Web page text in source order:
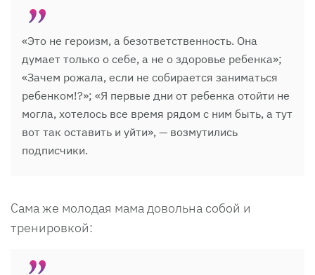
«Это не героизм, а безответственность. Она
думает только о себе, а не о здоровье ребенка»;
«Зачем рожала, если не собирается заниматься
ребенком!?»; «Я первые дни от ребенка отойти не
могла, хотелось все время рядом с ним быть, а тут
вот так оставить и уйти», — возмутились
подписчики.
Сама же молодая мама довольна собой и
тренировкой: